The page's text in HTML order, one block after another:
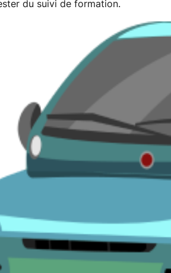
du suivi de formation.